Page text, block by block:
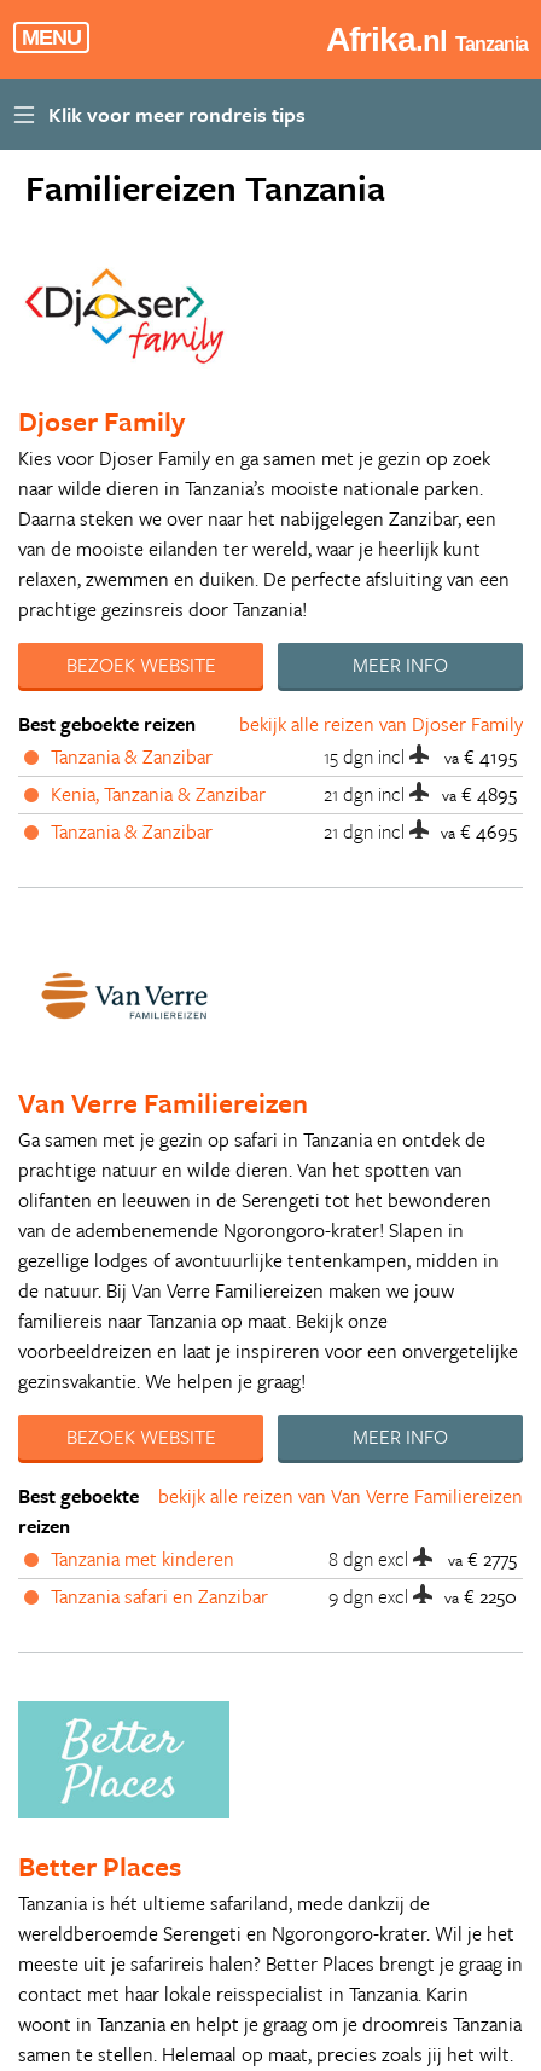
MENU Afrika.nl Tanzania
Familiereizen Tanzania
Djoser Family
Kies voor Djoser Family en ga samen met je gezin op zoek
naar wilde dieren in Tanzania’s mooiste nationale parken.
Daarna steken we over naar het nabijgelegen Zanzibar, een
van de mooiste eilanden ter wereld, waar je heerlijk kunt
relaxen, zwemmen en duiken. De perfecte afsluiting van een
prachtige gezinsreis door Tanzania!
BEZOEK WEBSITE
MEER INFO
bekijk alle reizen van Djoser Family
Best geboekte reizen
Tanzania & Zanzibar
15 dgn incl va € 4195
Kenia, Tanzania & Zanzibar
21 dgn incl va € 4895
Tanzania & Zanzibar
21 dgn incl va € 4695
Van Verre Familiereizen
Ga samen met je gezin op safari in Tanzania en ontdek de
prachtige natuur en wilde dieren. Van het spotten van
olifanten en leeuwen in de Serengeti tot het bewonderen
van de adembenemende Ngorongoro-krater! Slapen in
gezellige lodges of avontuurlijke tentenkampen, midden in
de natuur. Bij Van Verre Familiereizen maken we jouw
familiereis naar Tanzania op maat. Bekijk onze
voorbeeldreizen en laat je inspireren voor een onvergetelijke
gezinsvakantie. We helpen je graag!
BEZOEK WEBSITE
MEER INFO
bekijk alle reizen van Van Verre Familiereizen
Best geboekte
reizen
Tanzania met kinderen
8 dgnexcl va € 2775
Tanzania safari en Zanzibar
9 dgnexcl va € 2250
Better Places
Tanzania is hét ultieme safariland, mede dankzij de
wereldberoemde Serengeti en Ngorongoro-krater. Wil je het
meeste uit je safarireis halen? Better Places brengt je graag in
contact met haar lokale reisspecialist in Tanzania. Karin
woont in Tanzania en helpt je graag om je droomreis Tanzania
samen te stellen. Helemaal op maat, precies zoals jij het wilt.